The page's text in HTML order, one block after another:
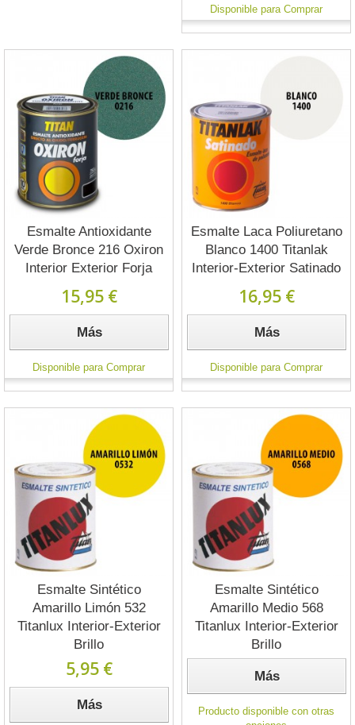
Disponible para Comprar
Esmalte Antioxidante
Verde Bronce 216 Oxiron
Interior Exterior Forja
15,95 €
Más
Disponible para Comprar
Esmalte Laca Poliuretano
Blanco 1400 Titanlak
Interior-Exterior Satinado
16,95 €
Más
Disponible para Comprar
Esmalte Sintético
Amarillo Limón 532
Titanlux Interior-Exterior
Brillo
5,95 €
Más
Esmalte Sintético
Amarillo Medio 568
Titanlux Interior-Exterior
Brillo
Más
Producto disponible con otras